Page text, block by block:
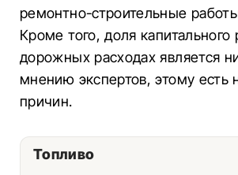
ремонтно-строительные
Кроме того, доля капитального
дорожных расходах является
мнению экспертов, этому есть
причин.
Топливо